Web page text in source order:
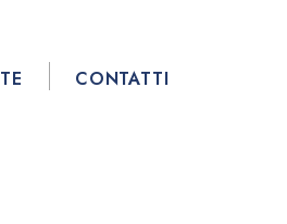
CONTATTI